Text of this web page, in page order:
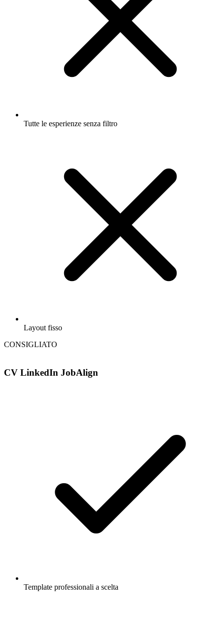
Tutte le esperienze senza filtro
Layout fisso
CONSIGLIATO
CV LinkedIn JobAlign
Template professionali a scelta